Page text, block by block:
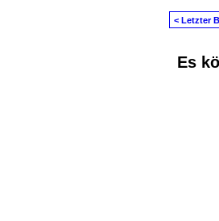
< Letzter
Es